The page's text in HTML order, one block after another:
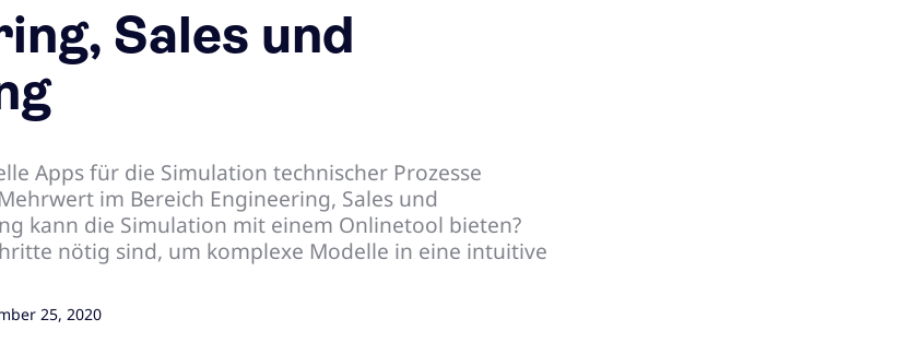
Sales und
Apps für die Simulation technischer Prozesse
im Bereich Engineering, Sales und
kann die Simulation mit einem Onlinetool bieten?
nötig sind, um komplexe Modelle in eine intuitive
25, 2020